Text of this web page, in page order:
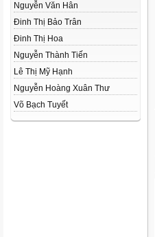
Nguyễn Văn Hân
Đinh Thị Bảo Trân
Đinh Thị Hoa
Nguyễn Thành Tiến
Lê Thị Mỹ Hạnh
Nguyễn Hoàng Xuân Thư
Võ Bạch Tuyết